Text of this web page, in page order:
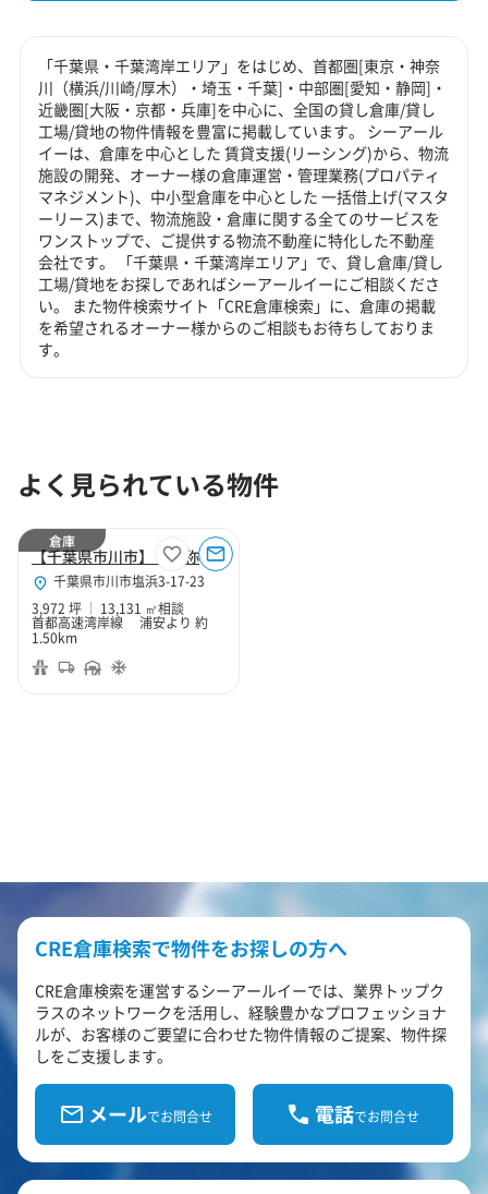
「千葉県・千葉湾岸エリア」をはじめ、首都圏[東京・神奈
川（横浜/川崎/厚木）・埼玉・千葉]・中部圏[愛知・静岡]・
近畿圏[大阪・京都・兵庫]を中心に、全国の貸し倉庫/貸し
工場/貸地の物件情報を豊富に掲載しています。 シーアール
イーは、倉庫を中心とした 賃貸支援(リーシング)から、物流
施設の開発、オーナー様の倉庫運営・管理業務(プロパティ
マネジメント)、中小型倉庫を中心とした 一括借上げ(マスタ
ーリース)まで、物流施設・倉庫に関する全てのサービスを
ワンストップで、ご提供する物流不動産に特化した不動産
会社です。 「千葉県・千葉湾岸エリア」で、貸し倉庫/貸し
工場/貸地をお探しであればシーアールイーにご相談くださ
い。 また物件検索サイト「CRE倉庫検索」に、倉庫の掲載
を希望されるオーナー様からのご相談もお待ちしておりま
す。
よく見られている物件
【千葉県市川市】（仮称）エスロジ市川Ⅱ期
千葉県市川市塩浜3-17-23
3,972 坪
13,131 ㎡相談
首都高速湾岸線 浦安より 約
1.50km
倉庫
CRE倉庫検索で物件をお探しの方へ
CRE倉庫検索を運営するシーアールイーでは、業界トップク
ラスのネットワークを活用し、経験豊かなプロフェッショナ
ルが、お客様のご要望に合わせた物件情報のご提案、物件探
しをご支援します。
メールでお問合せ 電話でお問合せ